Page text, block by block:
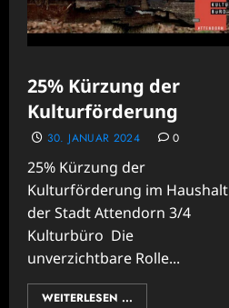
25% Kürzung der
Kulturförderung
30. JANUAR 2024 0
25% Kürzung der
Kulturförderung im Haushalt
der Stadt Attendorn 3/4
Kulturbüro Die
unverzichtbare Rolle...
WEITERLESEN ...